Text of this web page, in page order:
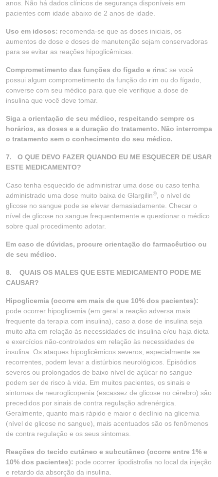
anos. Não há dados clínicos de segurança disponíveis em
pacientes com idade abaixo de 2 anos de idade.
Uso em idosos: recomenda-se que as doses iniciais, os
aumentos de dose e doses de manutenção sejam conservadoras
para se evitar as reações hipoglicêmicas.
Comprometimento das funções do fígado e rins: se você
possui algum comprometimento da função do rim ou do fígado,
converse com seu médico para que ele verifique a dose de
insulina que você deve tomar.
Siga a orientação de seu médico, respeitando sempre os
horários, as doses e a duração do tratamento. Não interrompa
o tratamento sem o conhecimento do seu médico.
7. O QUE DEVO FAZER QUANDO EU ME ESQUECER DE USAR
ESTE MEDICAMENTO?
Caso tenha esquecido de administrar uma dose ou caso tenha
administrado uma dose muito baixa de Glargilin®
, o nível de
glicose no sangue pode se elevar demasiadamente. Checar o
nível de glicose no sangue frequentemente e questionar o médico
sobre qual procedimento adotar.
Em caso de dúvidas, procure orientação do farmacêutico ou
de seu médico.
8.
QUAIS OS MALES QUE ESTE MEDICAMENTO PODE ME
CAUSAR?
Hipoglicemia (ocorre em mais de que 10% dos pacientes):
pode ocorrer hipoglicemia (em geral a reação adversa mais
frequente da terapia com insulina), caso a dose de insulina seja
muito alta em relação às necessidades de insulina e/ou haja dieta
e exercícios não-controlados em relação às necessidades de
insulina. Os ataques hipoglicêmicos severos, especialmente se
recorrentes, podem levar a distúrbios neurológicos. Episódios
severos ou prolongados de baixo nível de açúcar no sangue
podem ser de risco à vida. Em muitos pacientes, os sinais e
sintomas de neuroglicopenia (escassez de glicose no cérebro) são
precedidos por sinais de contra regulação adrenérgica.
Geralmente, quanto mais rápido e maior o declínio na glicemia
(nível de glicose no sangue), mais acentuados são os fenômenos
de contra regulação e os seus sintomas.
Reações do tecido cutâneo e subcutâneo (ocorre entre 1% e
10% dos pacientes): pode ocorrer lipodistrofia no local da injeção
e retardo da absorção da insulina.